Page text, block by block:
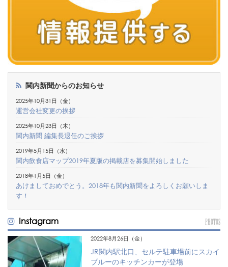
関内新聞からのお知らせ
2025年10月31日（金）
運営会社変更の挨拶
2025年10月23日（木）
関内新聞 編集長退任のご挨拶
2019年5月15日（水）
関内飲食店マップ2019年夏版の掲載店を募集開始しました
2018年1月5日（金）
あけましておめでとう。2018年も関内新聞をよろしくお願いしま
す！
Instagram PHOTOS
2022年8月26日（金）
JR関内駅北口、セルテ駐車場前にスカイ
ブルーのキッチンカーが登場